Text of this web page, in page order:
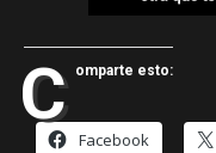
C omparte esto:
Facebook